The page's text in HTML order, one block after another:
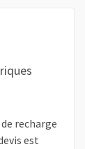
recharge
est